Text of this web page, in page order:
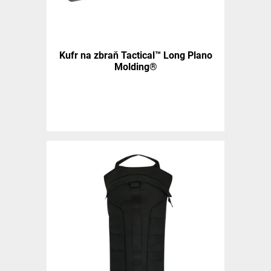
Kufr na zbraň Tactical™ Long Plano
Molding®